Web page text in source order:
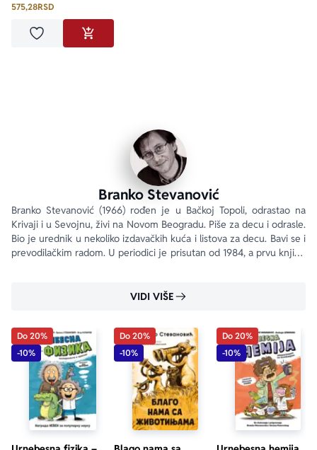
575,28RSD
Dodaj u omiljeneDODAJ U KORPU
Branko Stevanović
Branko Stevanović (1966) rođen je u Bačkoj Topoli, odrastao na
Krivaji i u Sevojnu, živi na Novom Beogradu. Piše za decu i odrasle.
Bio je urednik u nekoliko izdavačkih kuća i listova za decu. Bavi se i
prevodilačkim radom. U periodici je prisutan od 1984, a prvu knjigu
VIDI VIŠE
Do 20%
-10%
Do 20%
-10%
Do 20%
-10%